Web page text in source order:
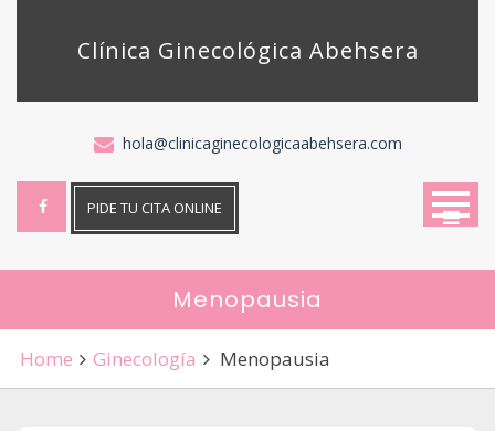
Clínica Ginecológica Abehsera
hola@clinicaginecologicaabehsera.com
PIDE TU CITA ONLINE
Menopausia
Home Ginecología Menopausia